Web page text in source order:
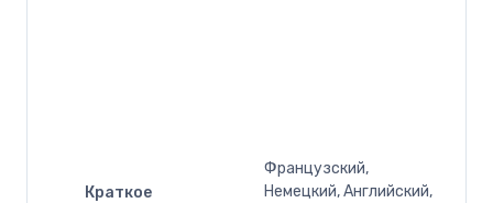
Краткое
Французский,
Немецкий, Английский,